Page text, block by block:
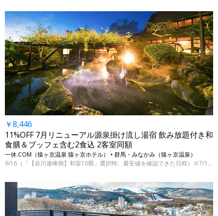
￥8,446
11%OFF 7月リニューアル源泉掛け流し湯宿 飲み放題付き和
食膳＆ブッフェ含む2食込 2客室同額
一休.COM（猿ヶ京温泉 猿ヶ京ホテル） • 群馬・みなかみ（猿ヶ京温泉）
9/16（「【谷川連峰側】和室10畳」選択時、最安値を確認できた日程）※7/15 9時時点